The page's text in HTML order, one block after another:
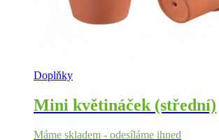
Doplňky
Mini květináček (střední)
Máme skladem - odesíláme ihned